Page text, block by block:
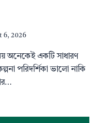
6, 2026
অনেকেই একটি সাধারণ
পরিদর্শিকা ভালো নাকি